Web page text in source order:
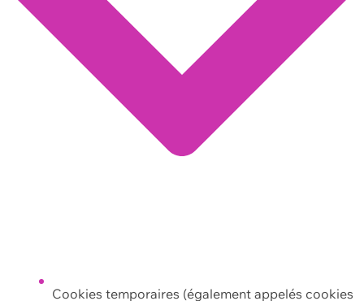
Cookies temporaires (également appelés cookies